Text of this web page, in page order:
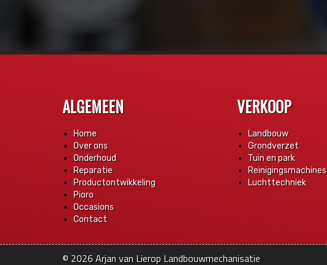
ALGEMEEN
Home
Over ons
Onderhoud
Reparatie
Productontwikkeling
Pioro
Occasions
Contact
VERKOOP
Landbouw
Grondverzet
Tuin en park
Reinigingsmachines
Luchttechniek
© 2026Arjan van Lierop Landbouwmechanisatie